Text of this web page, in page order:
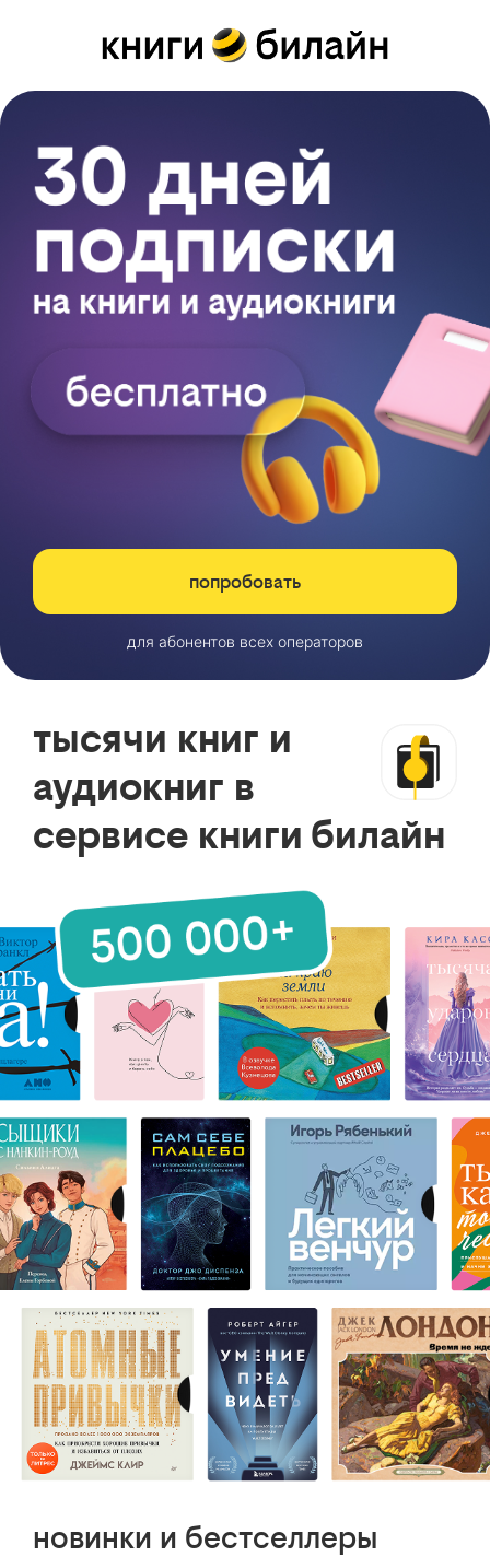
попробовать
для абонентов всех операторов
тысячи книг и
аудиокниг в
сервисе книги билайн
новинки и бестселлеры